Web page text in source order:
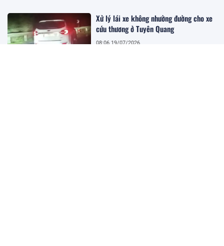
Xử lý lái xe không nhường đường cho xe
cứu thương ở Tuyên Quang
08:06 19/07/2026